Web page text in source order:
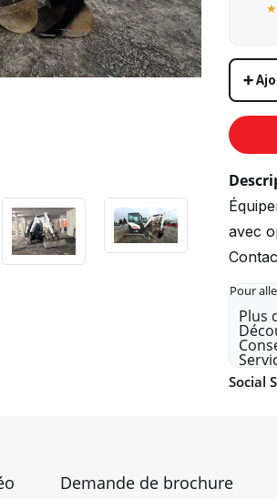
➕
avec
Pour
Plus
Social
Demande de brochure